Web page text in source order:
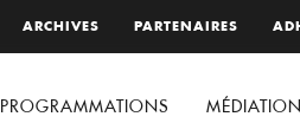
ARCHIVES PARTENAIRES
PROGRAMMATIONS MÉDIATION